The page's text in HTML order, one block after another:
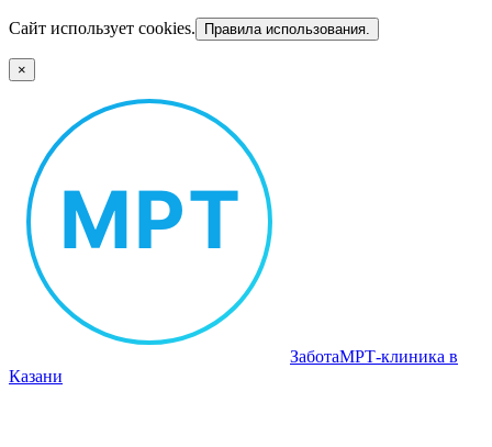
Сайт использует cookies. Правила использования.
×
ЗаботаМРТ‑клиника в
Казани